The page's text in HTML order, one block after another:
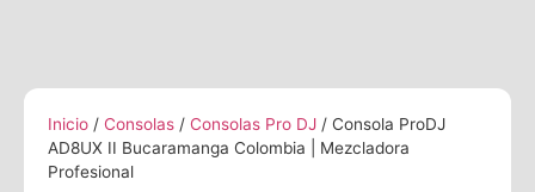
Inicio / Consolas / Consolas Pro DJ / Consola ProDJ
AD8UX II Bucaramanga Colombia | Mezcladora
Profesional